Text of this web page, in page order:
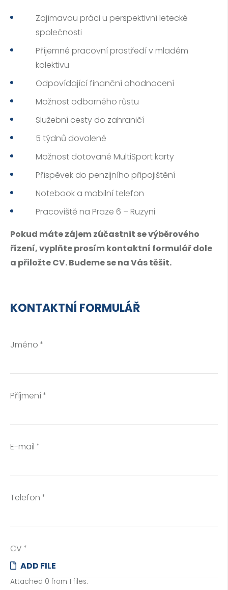
Zajímavou práci u perspektivní letecké
společnosti
Příjemné pracovní prostředí v mladém
kolektivu
Odpovídající finanční ohodnocení
Možnost odborného růstu
Služební cesty do zahraničí
5 týdnů dovolené
Možnost dotované MultiSport karty
Příspěvek do penzijního připojištění
Notebook a mobilní telefon
Pracoviště na Praze 6 – Ruzyni
Pokud máte zájem zúčastnit se výběrového
řízení, vyplňte prosím kontaktní formulář dole
a přiložte CV. Budeme se na Vás těšit.
KONTAKTNÍ FORMULÁŘ
Jméno
Příjmení
E-mail
Telefon
CV
ADD FILE
Attached 0 from 1 files.